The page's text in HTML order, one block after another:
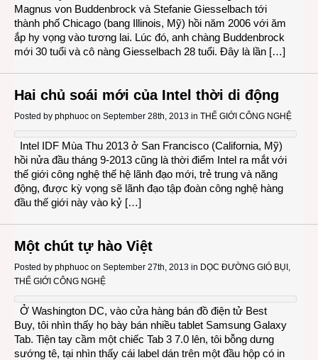
Magnus von Buddenbrock và Stefanie Giesselbach tới
thành phố Chicago (bang Illinois, Mỹ) hồi năm 2006 với ăm
ắp hy vọng vào tương lai. Lúc đó, anh chàng Buddenbrock
mới 30 tuổi và cô nàng Giesselbach 28 tuổi. Đây là lần […]
Hai chủ soái mới của Intel thời di động
Posted by phphuoc on September 28th, 2013 in THẾ GIỚI CÔNG NGHỆ
Intel IDF Mùa Thu 2013 ở San Francisco (California, Mỹ)
hồi nửa đầu tháng 9-2013 cũng là thời điểm Intel ra mắt với
thế giới công nghệ thế hệ lãnh đạo mới, trẻ trung và năng
động, được kỳ vọng sẽ lãnh đạo tập đoàn công nghệ hàng
đầu thế giới này vào kỷ […]
Một chút tự hào Việt
Posted by phphuoc on September 27th, 2013 in DỌC ĐƯỜNG GIÓ BỤI ,
THẾ GIỚI CÔNG NGHỆ
Ở Washington DC, vào cửa hàng bán đồ điện tử Best
Buy, tôi nhìn thấy họ bày bán nhiều tablet Samsung Galaxy
Tab. Tiện tay cầm một chiếc Tab 3 7.0 lên, tôi bỗng dưng
sướng tê, tại nhìn thấy cái label dán trên một đầu hộp có in